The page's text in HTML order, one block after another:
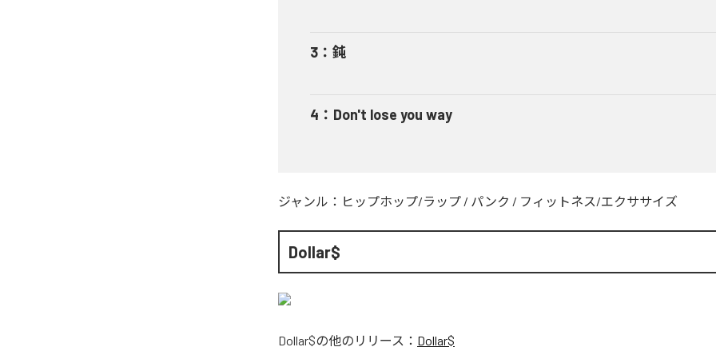
3 ： 鈍
4 ： Don't lose you way
ジャンル： ヒップホップ/ラップ / パンク / フィットネス/エクササイズ
Dollar$
Dollar$の他のリリース： Dollar$